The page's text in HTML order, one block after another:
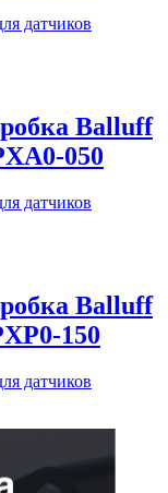
датчиков
Balluff
050
датчиков
Balluff
150
датчиков